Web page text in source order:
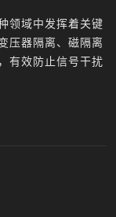
领域中发挥着关键
压器隔离、磁隔离
有效防止信号干扰